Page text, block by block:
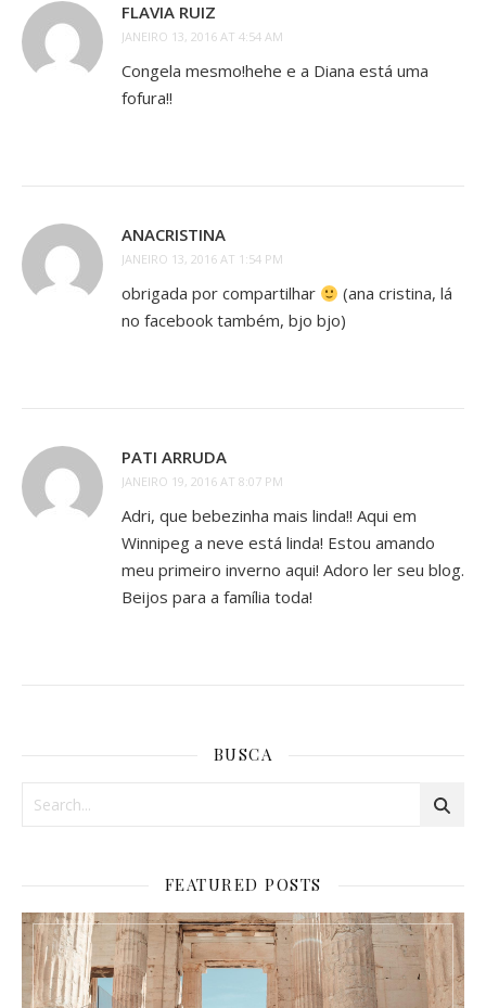
FLAVIA RUIZ
JANEIRO 13, 2016 AT 4:54 AM
Congela mesmo!hehe e a Diana está uma
fofura!!
ANACRISTINA
JANEIRO 13, 2016 AT 1:54 PM
obrigada por compartilhar
(ana cristina, lá
no facebook também, bjo bjo)
PATI ARRUDA
JANEIRO 19, 2016 AT 8:07 PM
Adri, que bebezinha mais linda!! Aqui em
Winnipeg a neve está linda! Estou amando
meu primeiro inverno aqui! Adoro ler seu blog.
Beijos para a família toda!
BUSCA
FEATURED POSTS